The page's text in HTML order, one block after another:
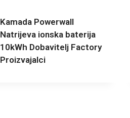
Kamada Powerwall
Natrijeva ionska baterija
10kWh Dobavitelj Factory
Proizvajalci